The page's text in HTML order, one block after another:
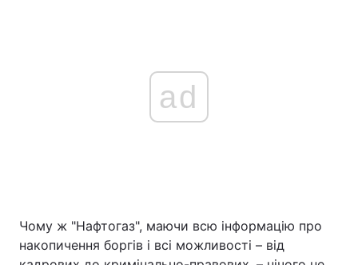
ad
Чому ж "Нафтогаз", маючи всю інформацію про
накопичення боргів і всі можливості – від